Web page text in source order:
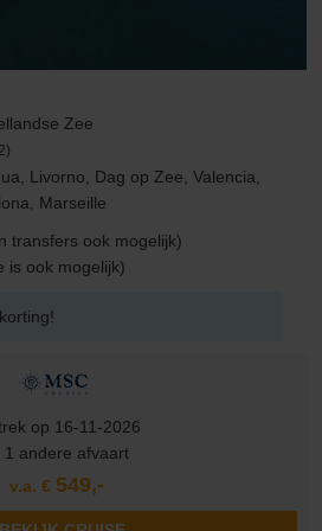
Zee
Livorno, Dag op Zee, Valencia,
Marseille
transfers ook mogelijk)
is ook mogelijk)
op 16-11-2026
1 andere afvaart
v.a. € 549,-